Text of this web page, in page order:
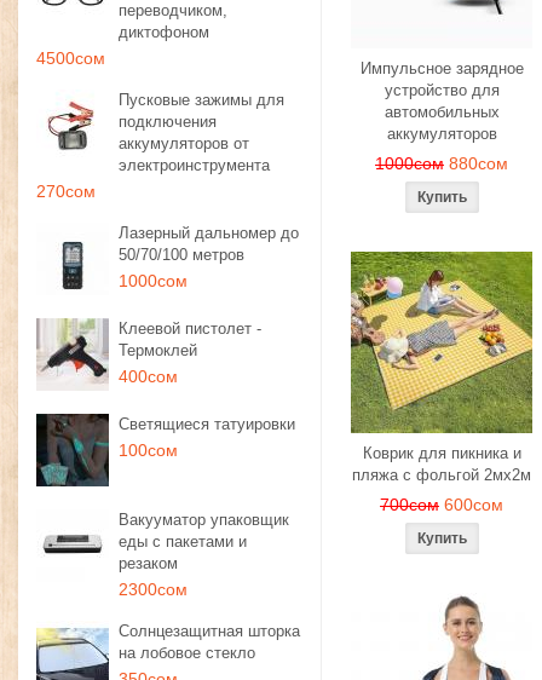
переводчиком,
диктофоном
4500сом
Пусковые зажимы для
подключения
аккумуляторов от
электроинструмента
270сом
Лазерный дальномер до
50/70/100 метров
1000сом
Клеевой пистолет -
Термоклей
400сом
Светящиеся татуировки
100сом
Вакууматор упаковщик
еды с пакетами и
резаком
2300сом
Солнцезащитная шторка
на лобовое стекло
Импульсное зарядное
устройство для
автомобильных
аккумуляторов
1000сом 880сом
Коврик для пикника и
пляжа с фольгой 2мх2м
700сом 600сом